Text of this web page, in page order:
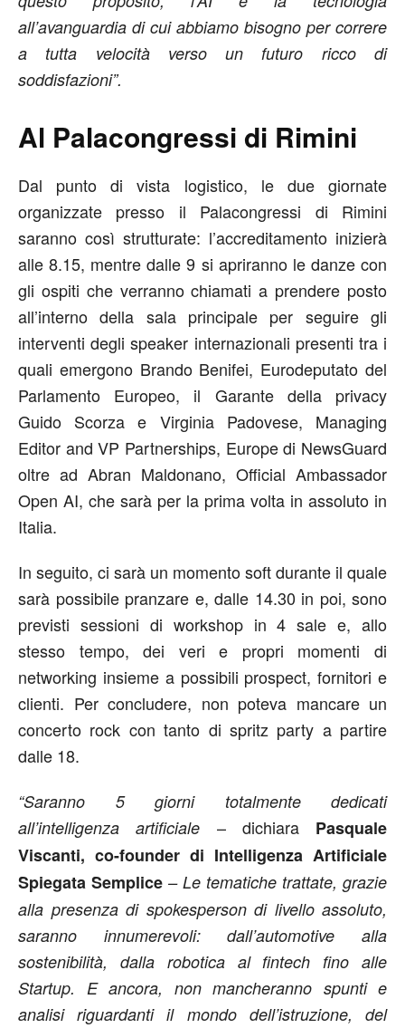
all’avanguardia di cui abbiamo bisogno per correre
a tutta velocità verso un futuro ricco di
soddisfazioni”.
Al Palacongressi di Rimini
Dal punto di vista logistico, le due giornate
organizzate presso il Palacongressi di Rimini
saranno così strutturate: l’accreditamento inizierà
alle 8.15, mentre dalle 9 si apriranno le danze con
gli ospiti che verranno chiamati a prendere posto
all’interno della sala principale per seguire gli
interventi degli speaker internazionali presenti tra i
quali emergono Brando Benifei, Eurodeputato del
Parlamento Europeo, il Garante della privacy
Guido Scorza e Virginia Padovese, Managing
Editor and VP Partnerships, Europe di NewsGuard
oltre ad Abran Maldonano, Official Ambassador
Open AI, che sarà per la prima volta in assoluto in
Italia.
In seguito, ci sarà un momento soft durante il quale
sarà possibile pranzare e, dalle 14.30 in poi, sono
previsti sessioni di workshop in 4 sale e, allo
stesso tempo, dei veri e propri momenti di
networking insieme a possibili prospect, fornitori e
clienti. Per concludere, non poteva mancare un
concerto rock con tanto di spritz party a partire
dalle 18.
“Saranno 5 giorni totalmente dedicati
all’intelligenza artificiale – dichiara Pasquale
Viscanti, co-founder di Intelligenza Artificiale
Spiegata Semplice – Le tematiche trattate, grazie
alla presenza di spokesperson di livello assoluto,
saranno innumerevoli: dall’automotive alla
sostenibilità, dalla robotica al fintech fino alle
Startup. E ancora, non mancheranno spunti e
analisi riguardanti il mondo dell’istruzione, del